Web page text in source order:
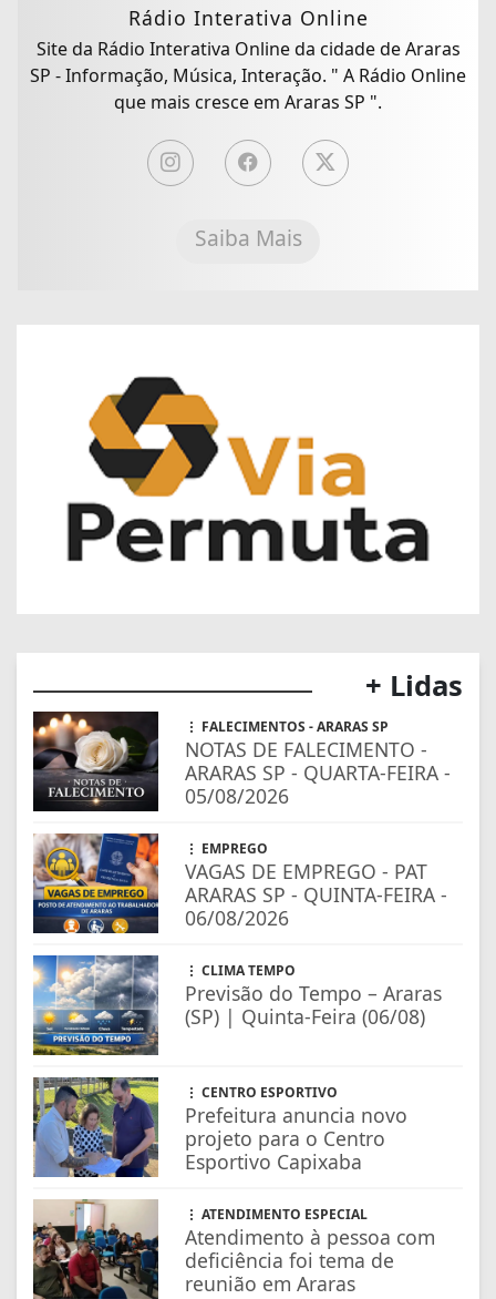
Rádio Interativa Online
Site da Rádio Interativa Online da cidade de Araras
SP - Informação, Música, Interação. " A Rádio Online
que mais cresce em Araras SP ".
Saiba Mais
+ Lidas
FALECIMENTOS - ARARAS SP
NOTAS DE FALECIMENTO -
ARARAS SP - QUARTA-FEIRA -
05/08/2026
EMPREGO
VAGAS DE EMPREGO - PAT
ARARAS SP - QUINTA-FEIRA -
06/08/2026
CLIMA TEMPO
Previsão do Tempo – Araras
(SP) | Quinta-Feira (06/08)
CENTRO ESPORTIVO
Prefeitura anuncia novo
projeto para o Centro
Esportivo Capixaba
ATENDIMENTO ESPECIAL
Atendimento à pessoa com
deficiência foi tema de
reunião em Araras